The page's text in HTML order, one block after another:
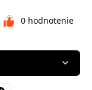
0 hodnotenie